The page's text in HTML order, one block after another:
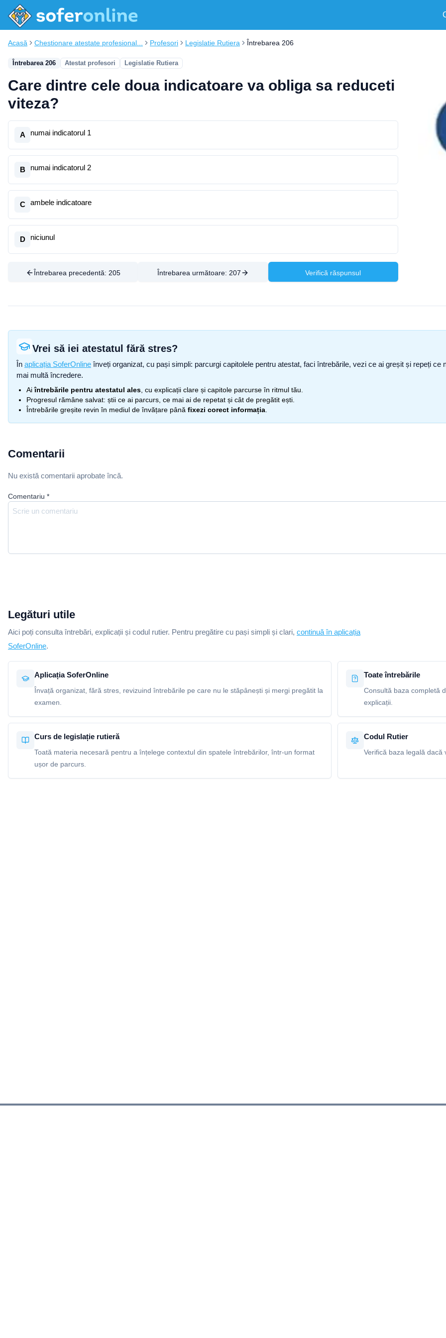
Acasă Chestionare atestate profesional... Profesori Legislatie Rutiera Întrebarea 206
Întrebarea 206 Atestat profesori Legislatie Rutiera
Care dintre cele doua indicatoare va obliga sa reduceti
viteza?
A numai indicatorul 1
B numai indicatorul 2
C ambele indicatoare
D niciunul
Întrebarea precedentă: 205 Întrebarea următoare: 207 Verifică răspunsul
Vrei să iei atestatul fără stres?
În aplicația SoferOnline înveți organizat, cu pași simpli: parcurgi capitolele pentru atestat, faci întrebările, vezi ce ai greșit și repeți
mai multă încredere.
Aiîntrebările pentru atestatul ales , cu explicații clare și capitole parcurse în ritmul tău.
Progresul rămâne salvat: știi ce ai parcurs, ce mai ai de repetat și cât de pregătit ești.
Întrebările greșite revin în mediul de învățare până fixezi corect informația
Comentarii
Nu există comentarii aprobate încă.
Comentariu *
Legături utile
Aici poți consulta întrebări, explicații și codul rutier. Pentru pregătire cu pași simpli și clari, continuă în aplicația
SoferOnline.
Aplicația SoferOnline
Învață organizat, fără stres, revizuind întrebările pe care nu le stăpânești și mergi pregătit la
examen.
Toate întrebările
Consultă baza completă
explicații.
Curs de legislație rutieră
Toată materia necesară pentru a înțelege contextul din spatele întrebărilor, într-un format
ușor de parcurs.
Codul Rutier
Verifică baza legală dacă